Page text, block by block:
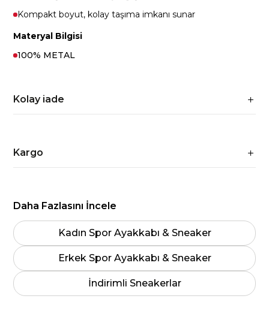
Kompakt boyut, kolay taşıma imkanı sunar
Materyal Bilgisi
100% METAL
Kolay iade
Kargo
Daha Fazlasını İncele
Kadın Spor Ayakkabı & Sneaker
Erkek Spor Ayakkabı & Sneaker
İndirimli Sneakerlar